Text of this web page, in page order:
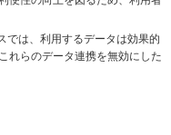
では、利用するデータは効果的
れらのデータ連携を無効にした